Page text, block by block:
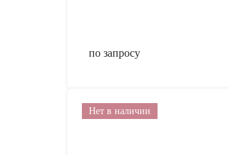
по запросу
Нет в наличии